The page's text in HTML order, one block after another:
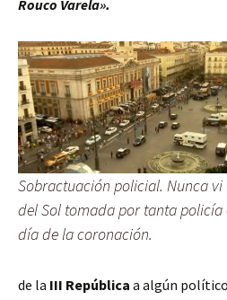
Rouco Varela».
Sobractuación policial. Nunca vi
del Sol tomada por tanta policía
día de la coronación.
de la III República a algún político